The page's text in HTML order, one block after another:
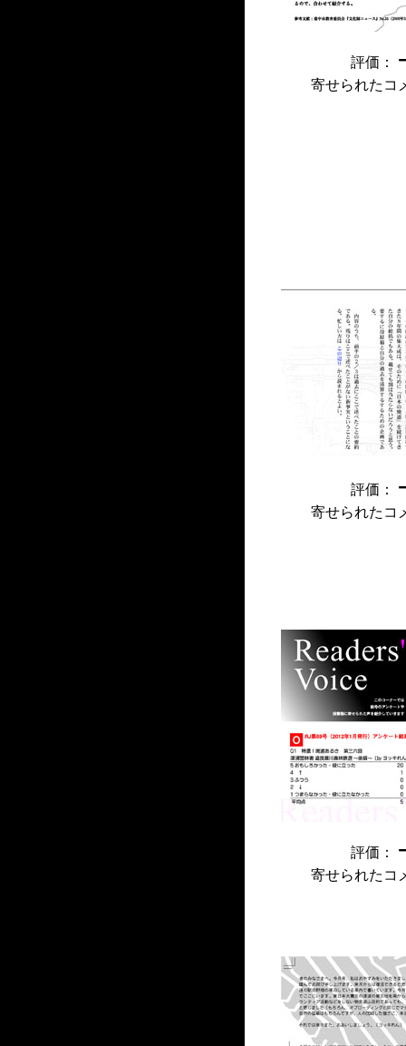
評価：
寄せられたコ
評価：
寄せられたコ
評価：
寄せられたコ